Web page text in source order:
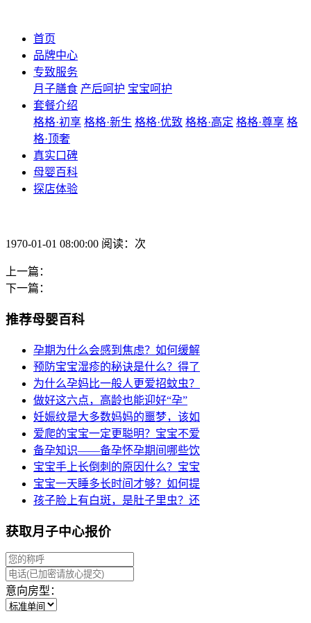
首页
品牌中心
专致服务
月子膳食 产后呵护 宝宝呵护
套餐介绍
格格·初享 格格·新生 格格·优致 格格·高定 格格·尊享 格
格·顶奢
真实口碑
母婴百科
探店体验
1970-01-01 08:00:00 阅读：次
上一篇：
下一篇：
推荐母婴百科
孕期为什么会感到焦虑？如何缓解
预防宝宝湿疹的秘诀是什么？得了
为什么孕妈比一般人更爱招蚊虫？
做好这六点，高龄也能迎好“孕”
妊娠纹是大多数妈妈的噩梦，该如
爱爬的宝宝一定更聪明？宝宝不爱
备孕知识——备孕怀孕期间哪些饮
宝宝手上长倒刺的原因什么？宝宝
宝宝一天睡多长时间才够？如何提
孩子脸上有白斑，是肚子里虫？还
获取月子中心报价
意向房型：